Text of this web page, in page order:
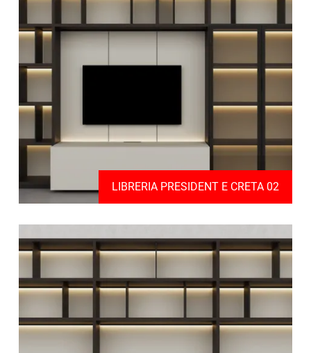
LIBRERIA PRESIDENT E CRETA 02